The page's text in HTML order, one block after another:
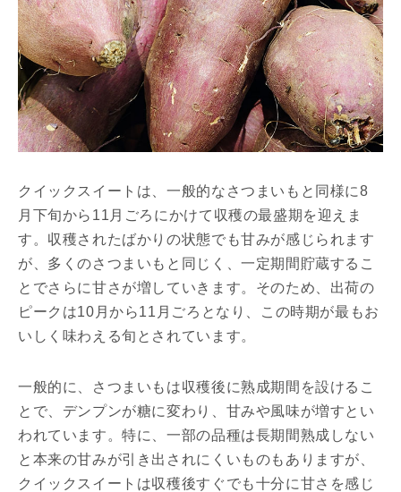
クイックスイートは、一般的なさつまいもと同様に8
月下旬から11月ごろにかけて収穫の最盛期を迎えま
す。収穫されたばかりの状態でも甘みが感じられます
が、多くのさつまいもと同じく、一定期間貯蔵するこ
とでさらに甘さが増していきます。そのため、出荷の
ピークは10月から11月ごろとなり、この時期が最もお
いしく味わえる旬とされています。
一般的に、さつまいもは収穫後に熟成期間を設けるこ
とで、デンプンが糖に変わり、甘みや風味が増すとい
われています。特に、一部の品種は長期間熟成しない
と本来の甘みが引き出されにくいものもありますが、
クイックスイートは収穫後すぐでも十分に甘さを感じ